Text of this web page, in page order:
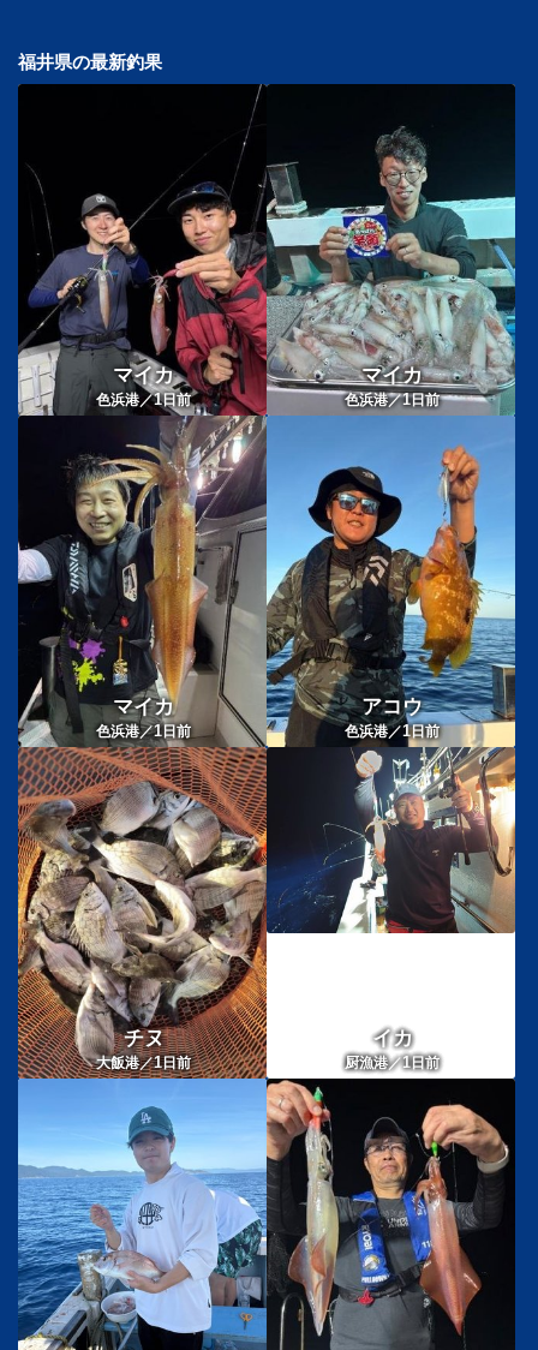
福井県の最新釣果
マイカ
色浜港／1日前
マイカ
色浜港／1日前
マイカ
色浜港／1 日前
アコウ
色浜港／1日前
チヌ
大飯港／1日前
イカ
厨漁港／1日前